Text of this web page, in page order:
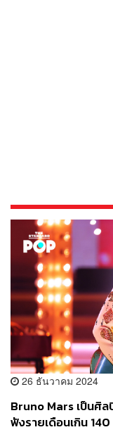
26 ธันวาคม 2024
Bruno Mars เป็นศิ
ฟังรายเดือนเกิน